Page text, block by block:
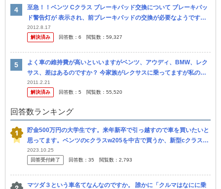
至急！！ベンツ Cクラス ブレーキパッド交換について ブレーキパッ
ド警告灯が 表示され、前ブレーキパッドの交換が必要なようです。
交換費用はいくらくらいでしょうか？ディスクも交換した場合は プ...
2012.8.17
解決済み
回答数： 6 閲覧数： 59,327
よく車の維持費が高いといいますがベンツ、アウディ、BMW、レク
サス、差はあるのですか？ 今家族がレクサスに乗ってますが私の車
を買いたいと思ってます。 ぶつけたりした時はそれ相応は覚悟して
ますがそ...
2011.2.21
解決済み
回答数： 5 閲覧数： 55,520
回答数ランキング
貯金500万円の大学生です。来年新卒で引っ越すので車を買いたいと
思ってます。ベンツのcクラスw205を中古で買うか、新型cクラスを
ローンで買うのと、トヨタのgr86を新車か中古で買うか迷ってま
す。 気
2023.10.25
回答受付終了
回答数： 35 閲覧数： 2,793
マツダ３という車名てなんなのですか。 誰かに「クルマはなにに乗